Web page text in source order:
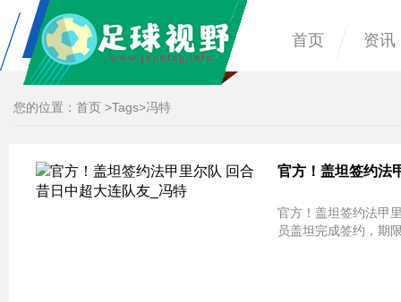
首页 资讯
您的位置： 首页 >Tags>冯特
官方！盖坦签约法
官方！盖坦签约法甲
员盖坦完成签约，期